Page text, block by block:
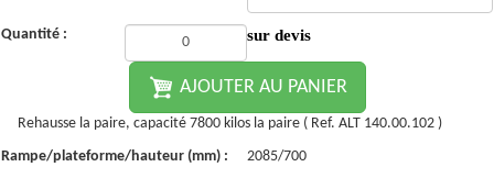
Quantité : sur devis
AJOUTER AU PANIER
Rehausse la paire, capacité 7800 kilos la paire ( Ref. ALT 140.00.102 )
Rampe/plateforme/hauteur (mm) :
2085/700